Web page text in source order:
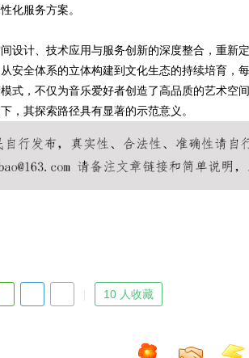
化服务方案。
设计、技术应用与服务创新的深度整合，重新
安全体系的立体构建到文化生态的持续培育，
式，不仅为音乐爱好者创造了高品质的艺术空
，其探索路径具有显著的示范意义。
10 人收藏